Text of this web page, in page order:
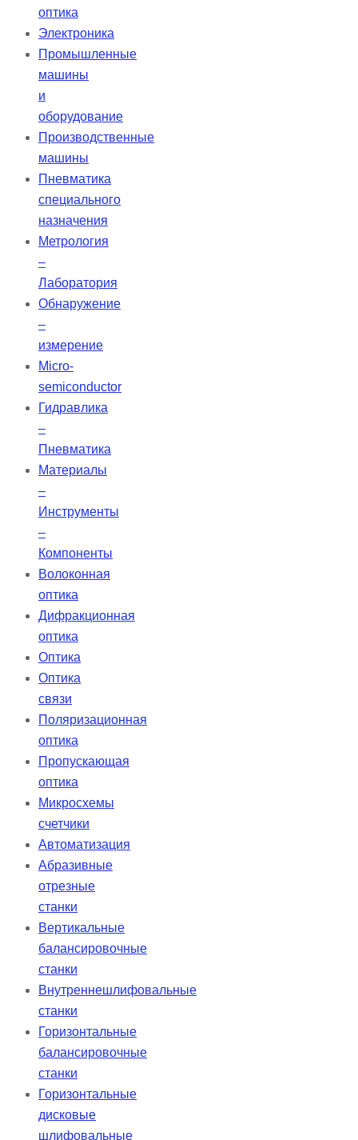
оптика
Электроника
Промышленные
машины
и
оборудование
Производственные
машины
Пневматика
специального
назначения
Метрология
–
Лаборатория
Обнаружение
–
измерение
Micro-
semiconductor
Гидравлика
–
Пневматика
Материалы
–
Инструменты
–
Компоненты
Волоконная
оптика
Дифракционная
оптика
Оптика
Оптика
связи
Поляризационная
оптика
Пропускающая
оптика
Микросхемы
счетчики
Автоматизация
Абразивные
отрезные
станки
Вертикальные
балансировочные
станки
Внутреннешлифовальные
станки
Горизонтальные
балансировочные
станки
Горизонтальные
дисковые
шлифовальные